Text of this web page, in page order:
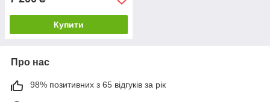
Купити
Про нас
98% позитивних з 65 відгуків за рік